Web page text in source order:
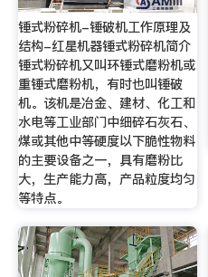
锤式粉碎机-锤破机工作原理及
结构-红星机器锤式粉碎机简介
锤式粉碎机又叫环锤式磨粉机或
重锤式磨粉机，有时也叫锤破
机。该机是冶金、建材、化工和
水电等工业部门中细碎石灰石、
煤或其他中等硬度以下脆性物料
的主要设备之一，具有磨粉比
大，生产能力高，产品粒度均匀
等特点。